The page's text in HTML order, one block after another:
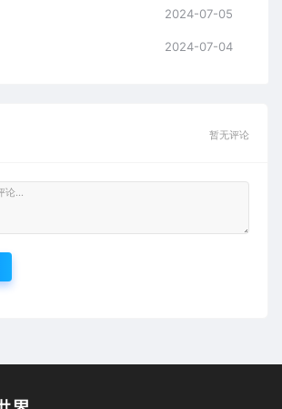
2024-07-05
2024-07-04
暂无评论